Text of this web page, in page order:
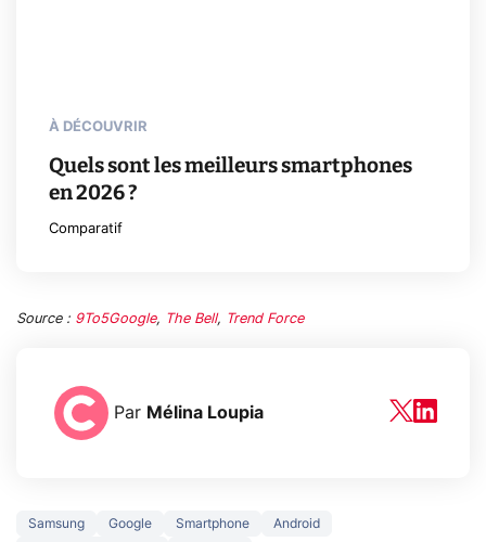
À DÉCOUVRIR
Quels sont les meilleurs smartphones
en 2026 ?
Comparatif
Source : 9To5Google, The Bell, Trend Force
Par Mélina Loupia
Samsung Google Smartphone
Android